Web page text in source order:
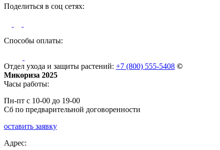
Поделиться в соц сетях:
Способы оплаты:
Отдел ухода и защиты растений: +7 (800) 555-5408 ©
Микориза 2025
Часы работы:
Пн-пт с 10-00 до 19-00
Сб по предварительной договоренности
оставить заявку
Адрес: